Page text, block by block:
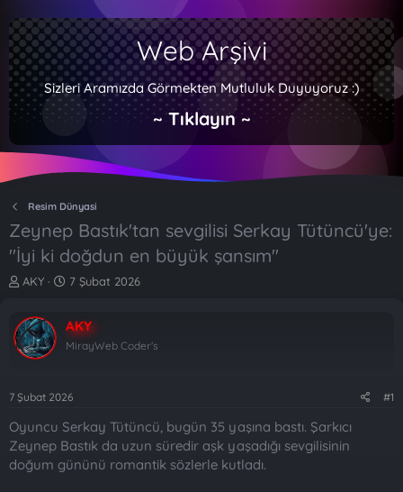
Web Arşivi
Sizleri Aramızda Görmekten Mutluluk Duyuyoruz :)
~ Tıklayın ~
Resim Dünyasi
Zeynep Bastık'tan sevgilisi Serkay Tütüncü'ye:
"İyi ki doğdun en büyük şansım"
K
b
u
y
b
ş
l
a
AKY
B
l
a
ı
t
a
r
7 Şubat 2026
AKY
MirayWeb Coder's
7 Şubat 2026 #1
Oyuncu Serkay Tütüncü, bugün 35 yaşına bastı. Şarkıcı
Zeynep Bastık da uzun süredir aşk yaşadığı sevgilisinin
doğum gününü romantik sözlerle kutladı.